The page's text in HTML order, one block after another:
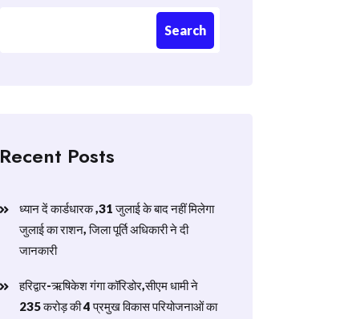
Search
Recent Posts
ध्यान दें कार्डधारक ,31 जुलाई के बाद नहीं मिलेगा
जुलाई का राशन, जिला पूर्ति अधिकारी ने दी
जानकारी
हरिद्वार-ऋषिकेश गंगा कॉरिडोर,सीएम धामी ने
235 करोड़ की 4 प्रमुख विकास परियोजनाओं का